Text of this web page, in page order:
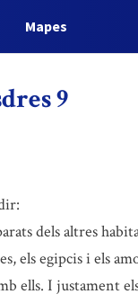
Mapes
9
dels altres
els egipcis i els
ells. I justament